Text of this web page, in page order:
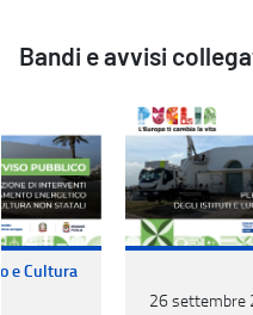
Bandi e avvisi
e Cultura
26 settembre